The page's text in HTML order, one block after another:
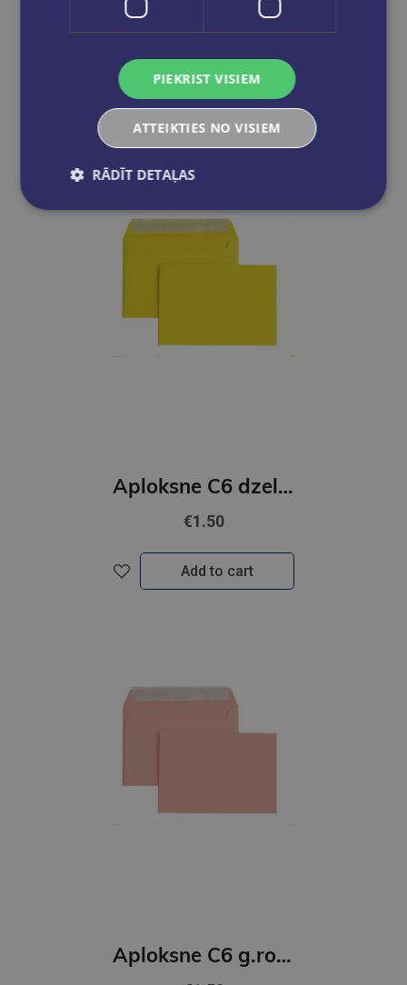
Aploksne C6, 10 gab.| zaļa
Add to cart
Aploksne C6 dzeltena 10 gb
€1.50
Add to cart
Aploksne C6 g.rozā 10 gb
PIEKRIST VISIEM
ATTEIKTIES NO VISIEM
RĀDĪT DETAĻAS